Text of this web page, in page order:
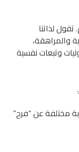
لذاتنا
والمراهقة،
وتبعات نفسية
مختلفة عن “فرح”